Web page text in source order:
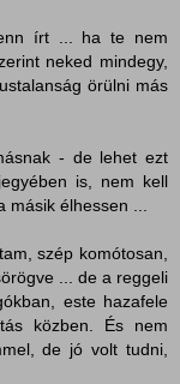
írt ... ha te nem
neked mindegy,
örülni más
- de lehet ezt
is, nem kell
élhessen ...
szép komótosan,
... de a reggeli
este hazafele
közben. És nem
de jó volt tudni,